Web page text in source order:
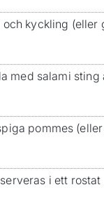
kyckling
med salami
pommes
i ett